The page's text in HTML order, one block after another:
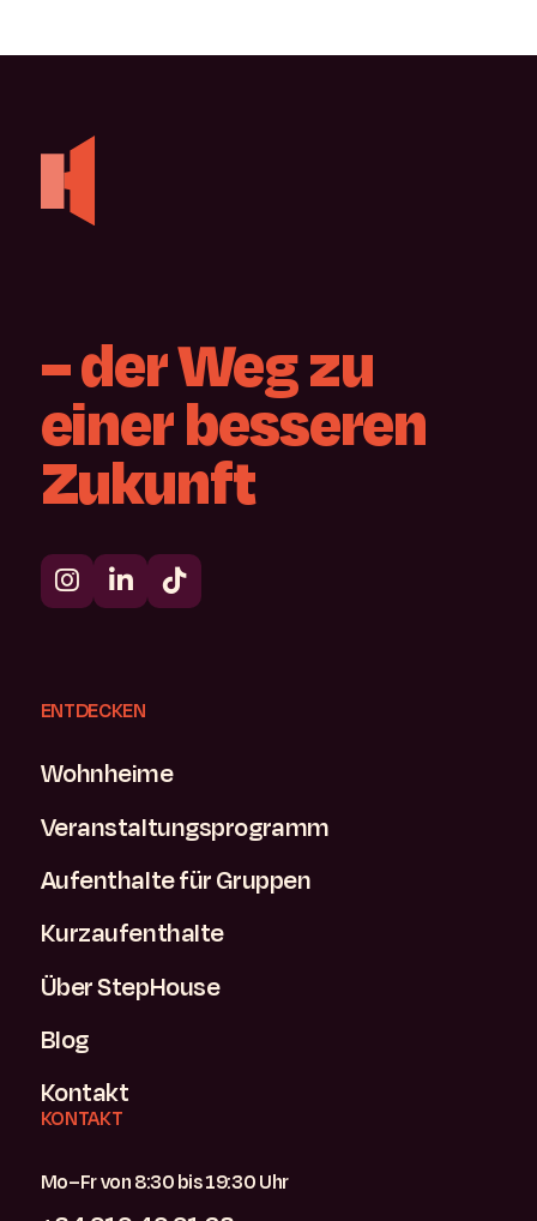
–derWegzu
einerbesseren
Zukunft
ENTDECKEN
Wohnheime
Veranstaltungsprogramm
Aufenthalte für Gruppen
Kurzaufenthalte
Über StepHouse
Blog
Kontakt
KONTAKT
Mo–Fr von 8:30 bis 19:30 Uhr